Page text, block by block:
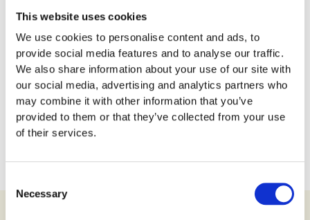
This website uses cookies
We use cookies to personalise content and ads, to
provide social media features and to analyse our traffic.
We also share information about your use of our site with
our social media, advertising and analytics partners who
may combine it with other information that you’ve
provided to them or that they’ve collected from your use
of their services.
Selection
Necessary